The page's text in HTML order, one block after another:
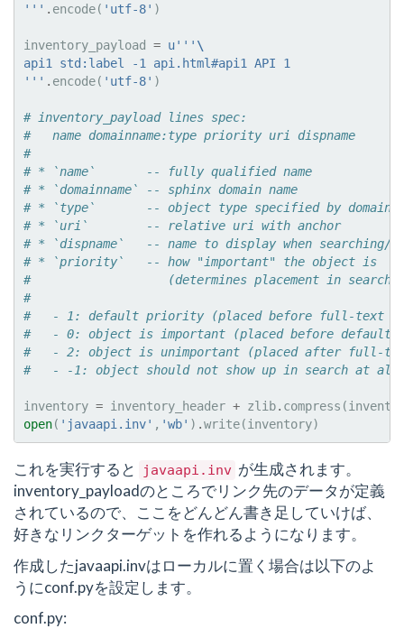
''' . encode( 'utf-8' )
inventory_payload = u''' \
api1 std:label -1 api.html#api1 API 1
''' . encode( 'utf-8' )
# inventory_payload lines spec:
#   name domainname:type priority uri dispname
#
# * `name`       -- fully qualified name
# * `domainname` -- sphinx domain name
# * `type`       -- object type specified by domain
# * `uri`        -- relative uri with anchor
# * `dispname`   -- name to display when searching/
# * `priority`   -- how "important" the object is
#                   (determines placement in search
#
#   - 1: default priority (placed before full-text
#   - 0: object is important (placed before
#   - 2: object is unimportant (placed after full-
#   - -1: object should not show up in search at all
inventory = inventory_header + zlib. compress (
open( 'javaapi.inv' , 'wb' ) .write(inventory)
これを実行すると javaapi.inv が生成されます。
inventory_payloadのところでリンク先のデータが定義
されているので、ここをどんどん書き足していけば、
好きなリンクターゲットを作れるようになります。
作成したjavaapi.invはローカルに置く場合は以下のよ
うにconf.pyを設定します。
conf.py: